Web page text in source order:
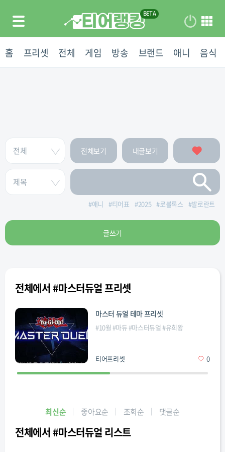
홈 프리셋 전체 게임 방송 브랜드 애니 음식
전체보기 내글보기
#애니 #티어표 #2025 #로블록스 #발로란트
글쓰기
전체에서 #마스터듀얼 프리셋
마스터 듀얼 테마 프리셋
#10월 #마듀#마스터듀얼 #유희왕
티어프리셋 0
최신순 좋아요순 조회순 댓글순
전체에서 #마스터듀얼 리스트